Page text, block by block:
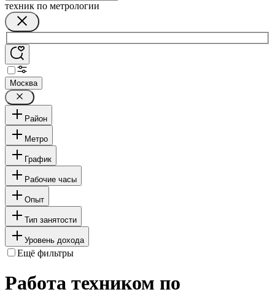
техник по метрологии
Москва
Район
Метро
График
Рабочие часы
Опыт
Тип занятости
Уровень дохода
Ещё фильтры
Работа техником по